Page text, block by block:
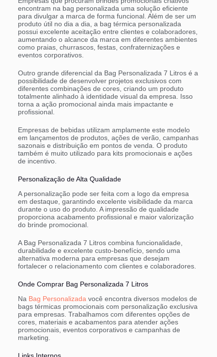
encontram na bag personalizada uma solução eficiente
para divulgar a marca de forma funcional. Além de ser um
produto útil no dia a dia, a bag térmica personalizada
possui excelente aceitação entre clientes e colaboradores,
aumentando o alcance da marca em diferentes ambientes
como praias, churrascos, festas, confraternizações e
eventos corporativos.
Outro grande diferencial da Bag Personalizada 7 Litros é a
possibilidade de desenvolver projetos exclusivos com
diferentes combinações de cores, criando um produto
totalmente alinhado à identidade visual da empresa. Isso
torna a ação promocional ainda mais impactante e
profissional.
Empresas de bebidas utilizam amplamente este modelo
em lançamentos de produtos, ações de verão, campanhas
sazonais e distribuição em pontos de venda. O produto
também é muito utilizado para kits promocionais e ações
de incentivo.
Personalização de Alta Qualidade
A personalização pode ser feita com a logo da empresa
em destaque, garantindo excelente visibilidade da marca
durante o uso do produto. A impressão de qualidade
proporciona acabamento profissional e maior valorização
do brinde promocional.
A Bag Personalizada 7 Litros combina funcionalidade,
durabilidade e excelente custo-benefício, sendo uma
alternativa moderna para empresas que desejam
fortalecer o relacionamento com clientes e colaboradores.
Onde Comprar Bag Personalizada 7 Litros
Na Bag Personalizada você encontra diversos modelos de
bags térmicas promocionais com personalização exclusiva
para empresas. Trabalhamos com diferentes opções de
cores, materiais e acabamentos para atender ações
promocionais, eventos corporativos e campanhas de
marketing.